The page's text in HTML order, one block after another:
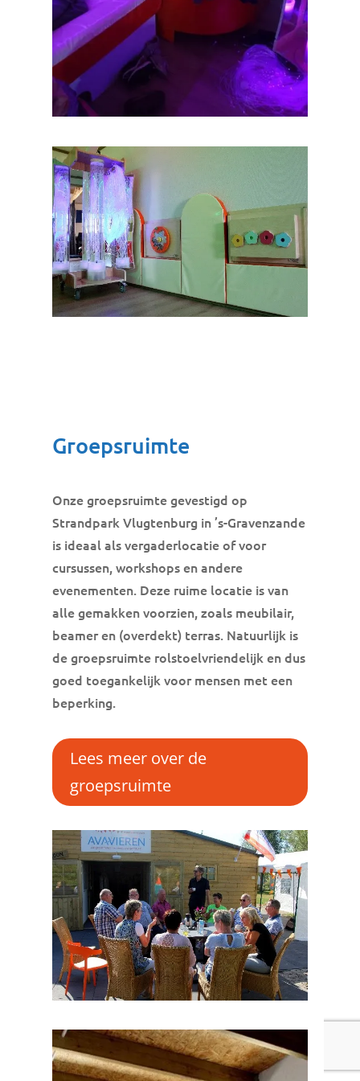
Groepsruimte
Onze groepsruimte gevestigd op
Strandpark Vlugtenburg in ’s-Gravenzande
is ideaal als vergaderlocatie of voor
cursussen, workshops en andere
evenementen. Deze ruime locatie is van
alle gemakken voorzien, zoals meubilair,
beamer en (overdekt) terras. Natuurlijk is
de groepsruimte rolstoelvriendelijk en dus
goed toegankelijk voor mensen met een
beperking.
Lees meer over de
groepsruimte